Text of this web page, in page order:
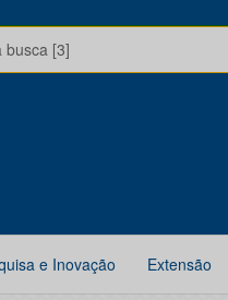
busca [3]
e Inovação Extensão